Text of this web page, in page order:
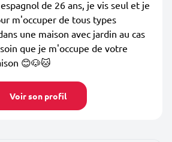
de 26 ans, je vis seul et je
m'occuper de tous types
une maison avec jardin au cas
que je m'occupe de votre
😊🐶🐱
Voir son profil